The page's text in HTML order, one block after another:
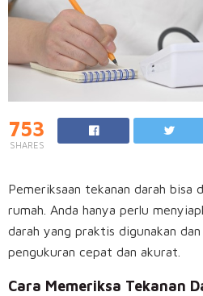
753
SHARES
Pemeriksaan tekanan darah bisa
rumah. Anda hanya perlu
darah yang praktis digunakan
pengukuran cepat dan akurat.
Cara Memeriksa Tekanan